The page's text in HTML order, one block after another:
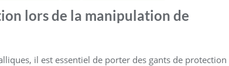
lors de la manipulation de
il est essentiel de porter des gants de protection